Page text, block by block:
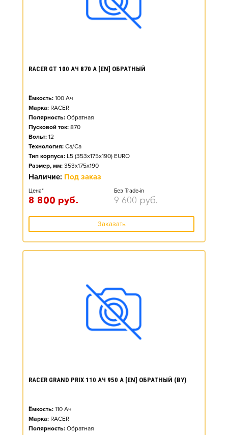
RACER GT 100 АЧ 870 А [EN] ОБРАТНЫЙ
Ёмкость: 100 Ач
Марка: RACER
Полярность: Обратная
Пусковой ток: 870
Вольт: 12
Технология: Ca/Ca
Тип корпуса: L5 (353x175x190) EURO
Размер, мм: 353x175x190
Наличие: Под заказ
Цена*
8 800 руб.
Без Trade-in
9 600 руб.
Заказать
RACER GRAND PRIX 110 АЧ 950 А [EN] ОБРАТНЫЙ (BY)
Ёмкость: 110 Ач
Марка: RACER
Полярность: Обратная